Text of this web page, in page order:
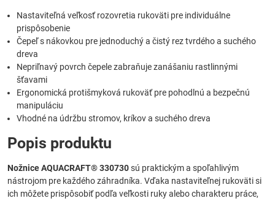
Nastaviteľná veľkosť rozovretia rukoväti pre individuálne
prispôsobenie
Čepeľ s nákovkou pre jednoduchý a čistý rez tvrdého a suchého
dreva
Nepriľnavý povrch čepele zabraňuje zanášaniu rastlinnými
šťavami
Ergonomická protišmyková rukoväť pre pohodlnú a bezpečnú
manipuláciu
Vhodné na údržbu stromov, kríkov a suchého dreva
Popis produktu
Nožnice AQUACRAFT® 330730sú praktickým a spoľahlivým
nástrojom pre každého záhradníka. Vďaka nastaviteľnej rukoväti si
ich môžete prispôsobiť podľa veľkosti ruky alebo charakteru práce,